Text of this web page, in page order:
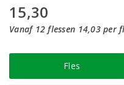
15,30
Vanaf 12 flessen 14,03 per
Fles